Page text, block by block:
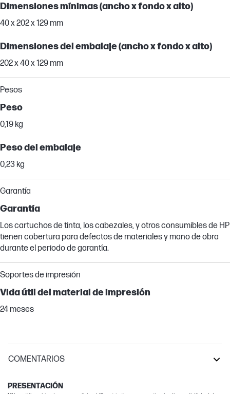
Dimensiones mínimas (ancho x fondo x alto)
40 x 202 x 129 mm
Dimensiones del embalaje (ancho x fondo x alto)
202 x 40 x 129 mm
Pesos
Peso
0,19 kg
Peso del embalaje
0,23 kg
Garantía
Garantía
Los cartuchos de tinta, los cabezales, y otros consumibles de HP
tienen cobertura para defectos de materiales y mano de obra
durante el periodo de garantía.
Soportes de impresión
Vida útil del material de impresión
24 meses
COMENTARIOS
PRESENTACIÓN